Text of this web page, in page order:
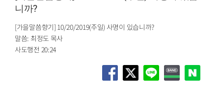
니까?
[가을말씀향기] 10/20/2019(주일) 사명이 있습니까?
말씀: 최정도 목사
사도행전 20:24